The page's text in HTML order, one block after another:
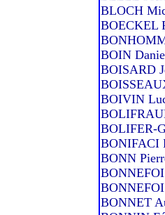
BLOCH
BOECKEL
BOIN
BOISARD
BOIVIN
BOLIFER-
BONIFACI
BONN
BONNET